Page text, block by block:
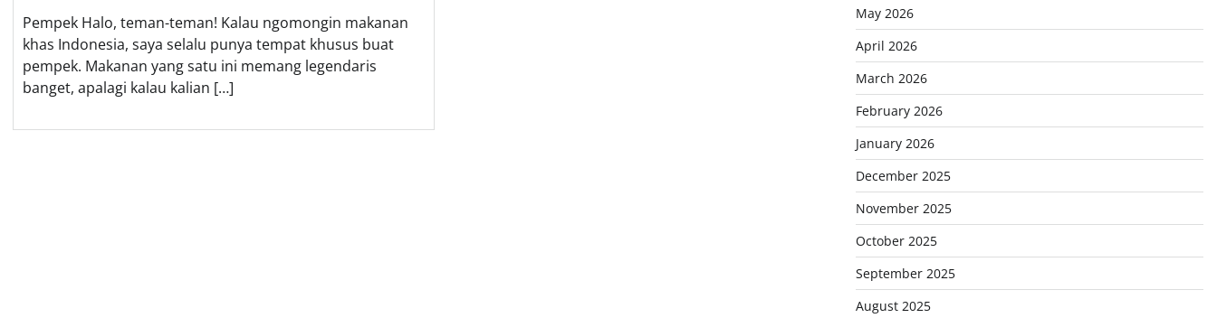
Pempek Halo, teman-teman! Kalau ngomongin makanan
khas Indonesia, saya selalu punya tempat khusus buat
pempek. Makanan yang satu ini memang legendaris
banget, apalagi kalau kalian […]
May 2026
April 2026
March 2026
February 2026
January 2026
December 2025
November 2025
October 2025
September 2025
August 2025